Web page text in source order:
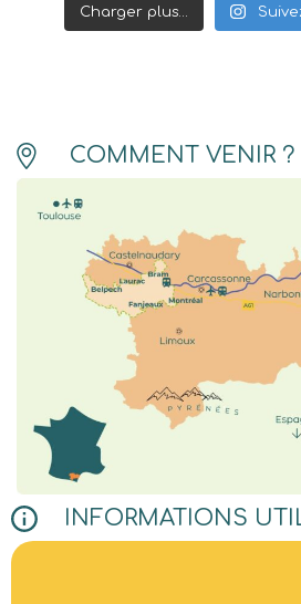
Charger plus…
COMMENT VENIR ?
INFORMATIONS